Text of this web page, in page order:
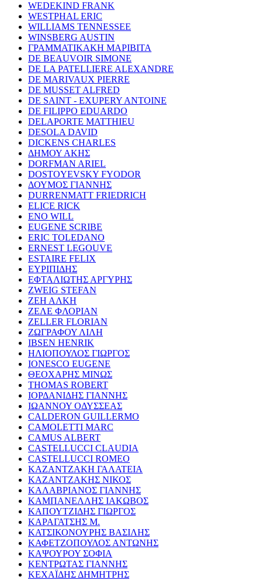
WEDEKIND FRANK
WESTPHAL ERIC
WILLIAMS TENNESSEE
WINSBERG AUSTIN
ΓΡΑΜΜΑΤΙΚΑΚΗ ΜΑΡΙΒΙΤΑ
DE BEAUVOIR SIMONE
DE LA PATELLIERE ALEXANDRE
DE MARIVAUX PIERRE
DE MUSSET ALFRED
DE SAINT - EXUPERY ANTOINE
DE FILIPPO EDUARDO
DELAPORTE MATTHIEU
DESOLA DAVID
DICKENS CHARLES
ΔΗΜΟΥ ΑΚΗΣ
DORFMAN ARIEL
DOSTOYEVSKY FYODOR
ΔΟΥΜΟΣ ΓΙΑΝΝΗΣ
DURRENMATT FRIEDRICH
ELICE RICK
ENO WILL
EUGENE SCRIBE
ERIC TOLEDANO
ERNEST LEGOUVE
ESTAIRE FELIX
ΕΥΡΙΠΙΔΗΣ
ΕΦΤΑΛΙΩΤΗΣ ΑΡΓΥΡΗΣ
ZWEIG STEFAN
ΖΕΗ ΑΛΚΗ
ΖΕΛΕ ΦΛΟΡΙΑΝ
ZELLER FLORIAN
ΖΩΓΡΑΦΟΥ ΛΙΛΗ
IBSEN HENRIK
ΗΛΙΟΠΟΥΛΟΣ ΓΙΩΡΓΟΣ
IONESCO EUGENE
ΘΕΟΧΑΡΗΣ ΜΙΝΩΣ
THOMAS ROBERT
ΙΟΡΔΑΝΙΔΗΣ ΓΙΑΝΝΗΣ
ΙΩΑΝΝΟΥ ΟΔΥΣΣΕΑΣ
CALDERON GUILLERMO
CAMOLETTI MARC
CAMUS ALBERT
CASTELLUCCI CLAUDIA
CASTELLUCCI ROMEO
ΚΑΖΑΝΤΖΑΚΗ ΓΑΛΑΤΕΙΑ
ΚΑΖΑΝΤΖΑΚΗΣ ΝΙΚΟΣ
ΚΑΛΑΒΡΙΑΝΟΣ ΓΙΑΝΝΗΣ
ΚΑΜΠΑΝΕΛΛΗΣ ΙΑΚΩΒΟΣ
ΚΑΠΟΥΤΖΙΔΗΣ ΓΙΩΡΓΟΣ
ΚΑΡΑΓΑΤΣΗΣ Μ.
ΚΑΤΣΙΚΟΝΟΥΡΗΣ ΒΑΣΙΛΗΣ
ΚΑΦΕΤΖΟΠΟΥΛΟΣ ΑΝΤΩΝΗΣ
ΚΑΨΟΥΡΟΥ ΣΟΦΙΑ
ΚΕΝΤΡΩΤΑΣ ΓΙΑΝΝΗΣ
ΚΕΧΑΪΔΗΣ ΔΗΜΗΤΡΗΣ